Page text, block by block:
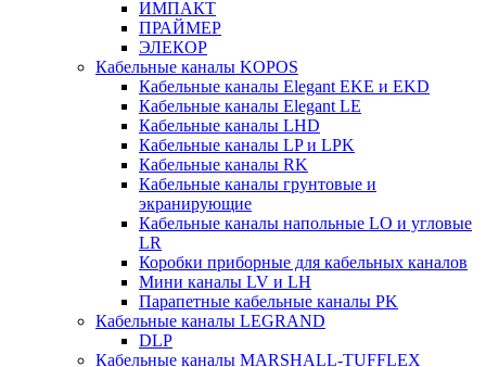
ИМПАКТ
ПРАЙМЕР
ЭЛЕКОР
Кабельные каналы KOPOS
Кабельные каналы Elegant EKE и EKD
Кабельные каналы Elegant LE
Кабельные каналы LHD
Кабельные каналы LP и LPK
Кабельные каналы RK
Кабельные каналы грунтовые и
экранирующие
Кабельные каналы напольные LO и угловые
LR
Коробки приборные для кабельных каналов
Мини каналы LV и LH
Парапетные кабельные каналы PK
Кабельные каналы LEGRAND
DLP
Кабельные каналы MARSHALL-TUFFLEX